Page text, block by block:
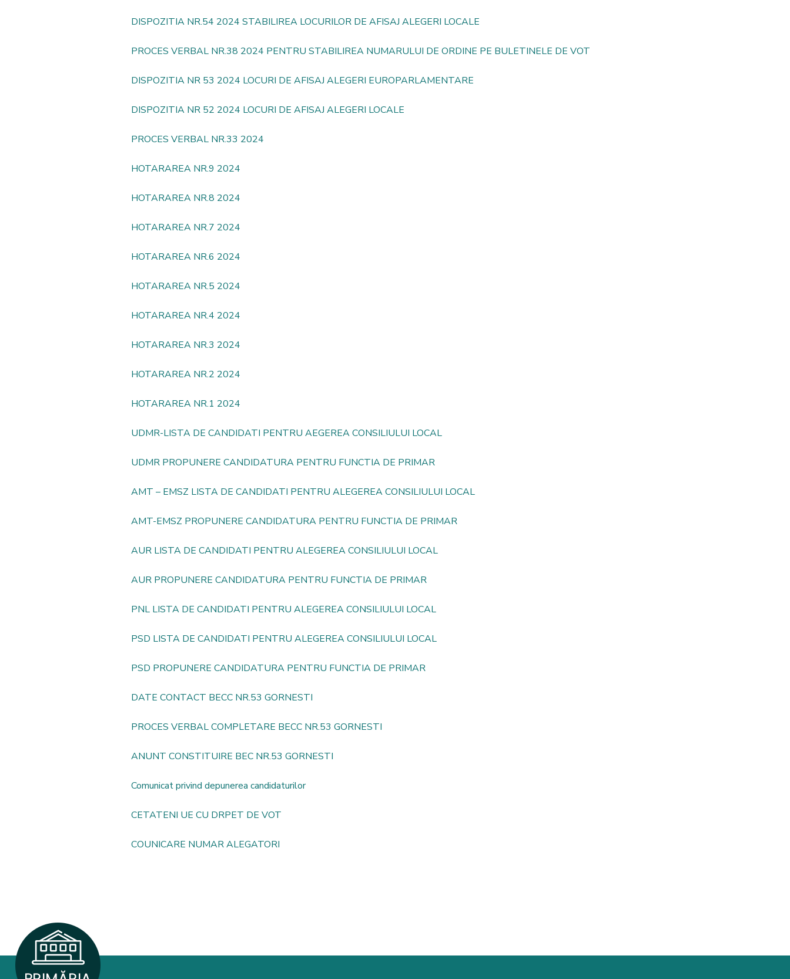
DISPOZITIA NR.54 2024 STABILIREA LOCURILOR DE AFISAJ ALEGERI LOCALE
PROCES VERBAL NR.38 2024 PENTRU STABILIREA NUMARULUI DE ORDINE PE BULETINELE DE VOT
DISPOZITIA NR 53 2024 LOCURI DE AFISAJ ALEGERI EUROPARLAMENTARE
DISPOZITIA NR 52 2024 LOCURI DE AFISAJ ALEGERI LOCALE
PROCES VERBAL NR.33 2024
HOTARAREA NR.9 2024
HOTARAREA NR.8 2024
HOTARAREA NR.7 2024
HOTARAREA NR.6 2024
HOTARAREA NR.5 2024
HOTARAREA NR.4 2024
HOTARAREA NR.3 2024
HOTARAREA NR.2 2024
HOTARAREA NR.1 2024
UDMR-LISTA DE CANDIDATI PENTRU AEGEREA CONSILIULUI LOCAL
UDMR PROPUNERE CANDIDATURA PENTRU FUNCTIA DE PRIMAR
AMT – EMSZ LISTA DE CANDIDATI PENTRU ALEGEREA CONSILIULUI LOCAL
AMT-EMSZ PROPUNERE CANDIDATURA PENTRU FUNCTIA DE PRIMAR
AUR LISTA DE CANDIDATI PENTRU ALEGEREA CONSILIULUI LOCAL
AUR PROPUNERE CANDIDATURA PENTRU FUNCTIA DE PRIMAR
PNL LISTA DE CANDIDATI PENTRU ALEGEREA CONSILIULUI LOCAL
PSD LISTA DE CANDIDATI PENTRU ALEGEREA CONSILIULUI LOCAL
PSD PROPUNERE CANDIDATURA PENTRU FUNCTIA DE PRIMAR
DATE CONTACT BECC NR.53 GORNESTI
PROCES VERBAL COMPLETARE BECC NR.53 GORNESTI
ANUNT CONSTITUIRE BEC NR.53 GORNESTI
Comunicat privind depunerea candidaturilor
CETATENI UE CU DRPET DE VOT
COUNICARE NUMAR ALEGATORI